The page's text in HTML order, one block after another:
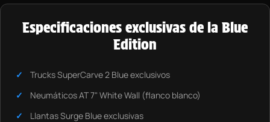
Especificaciones exclusivas de la Blue
Edition
Trucks SuperCarve 2 Blue exclusivos
Neumáticos AT 7" White Wall (flanco blanco)
Llantas Surge Blue exclusivas